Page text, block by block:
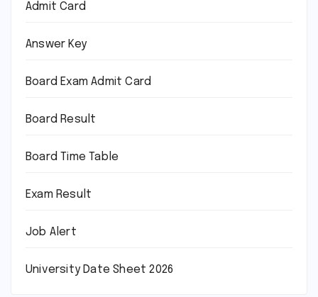
Admit Card
Answer Key
Board Exam Admit Card
Board Result
Board Time Table
Exam Result
Job Alert
University Date Sheet 2026